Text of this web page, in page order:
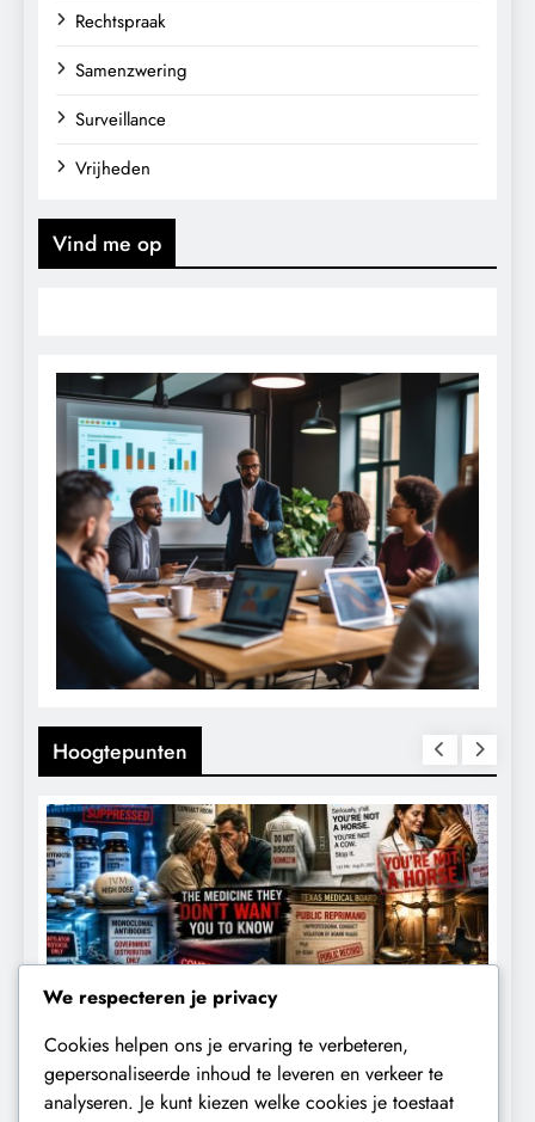
Rechtspraak
Samenzwering
Surveillance
Vrijheden
Vind me op
Hoogtepunten
CENSUUR CONTROLE
De medicatie die volgens sommige
We respecteren je privacy
Cookies helpen ons je ervaring te verbeteren,
gepersonaliseerde inhoud te leveren en verkeer te
analyseren. Je kunt kiezen welke cookies je toestaat